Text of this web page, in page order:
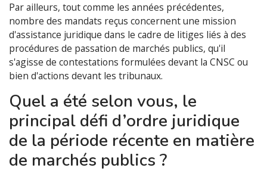
Par ailleurs, tout comme les années précédentes,
nombre des mandats reçus concernent une mission
d'assistance juridique dans le cadre de litiges liés à des
procédures de passation de marchés publics, qu'il
s'agisse de contestations formulées devant la CNSC ou
bien d'actions devant les tribunaux.
Quel a été selon vous, le
principal défi d’ordre juridique
de la période récente en matière
de marchés publics ?